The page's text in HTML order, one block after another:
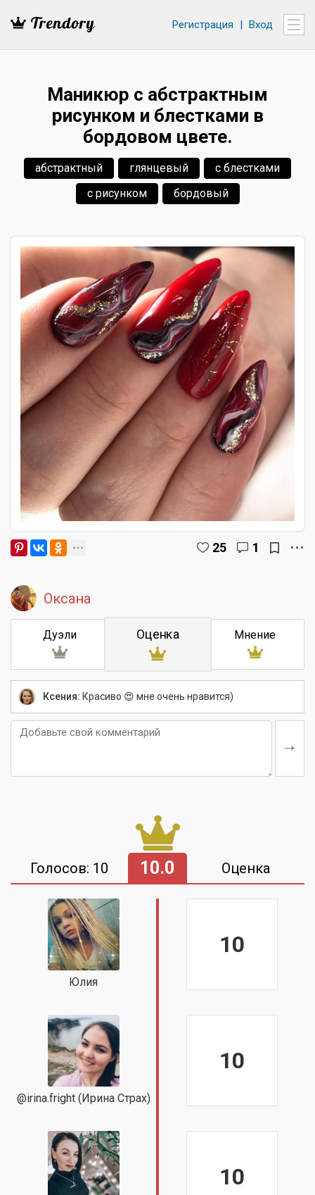
Регистрация | Вход
Маникюр с абстрактным
рисунком и блестками в
бордовом цвете.
абстрактный глянцевый
с блестками
с рисунком
бордовый
25 1
Оксана
Дуэли Оценка Мнение
Ксения: Красиво 😍 мне очень нравится)
Голосов: 10 10.0 Оценка
Юлия
10
@irina.fright (Ирина Страх)
10
10